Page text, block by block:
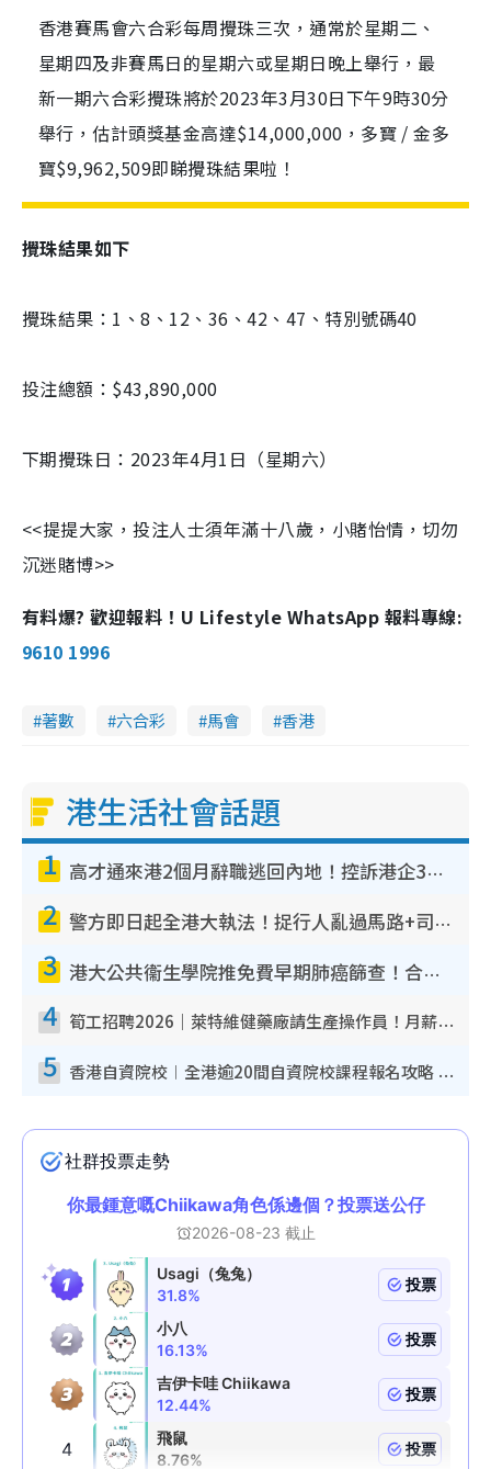
香港賽馬會六合彩每周攪珠三次，通常於星期二、
星期四及非賽馬日的星期六或星期日晚上舉行，最
新一期六合彩攪珠將於2023年3月30日下午9時30分
舉行，估計頭獎基金高達$14,000,000，多寶 / 金多
寶$9,962,509即睇攪珠結果啦！
攪珠結果如下
攪珠結果：1、8、12、36、42、47、特別號碼40
投注總額：$43,890,000
下期攪珠日：2023年4月1日（星期六）
<<提提大家，投注人士須年滿十八歲，小賭怡情，切勿
沉迷賭博>>
有料爆? 歡迎報料！U Lifestyle WhatsApp 報料專線:
9610 1996
著數 六合彩 馬會 香港
港生活社會話題
1 高才通來港2個月辭職逃回內地！控訴港企3宗罪 歎微管理極窒息
2 警方即日起全港大執法！捉行人亂過馬路+司機不專注駕駛！亂過馬路罰$2000
3 港大公共衞生學院推免費早期肺癌篩查！合資格人士將獲全額資助定期血液化驗／電腦斷層掃描／風險評估
4 筍工招聘2026｜萊特維健藥廠請生產操作員！月薪高達$1.7萬 冷氣廠房/五天工作/保證雙糧
5 香港自資院校︱全港逾20間自資院校課程報名攻略 留位費可退/申請日期/報名連結